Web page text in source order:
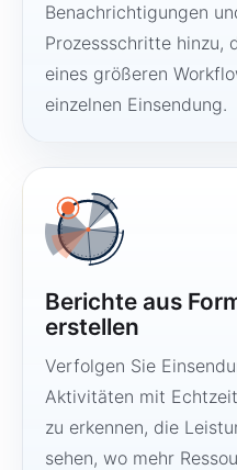
Benachrichtigungen
Prozessschritte hinzu,
eines größeren
einzelnen Einsendung.
Berichte aus
erstellen
Verfolgen Sie
Aktivitäten mit
zu erkennen, die
sehen, wo mehr